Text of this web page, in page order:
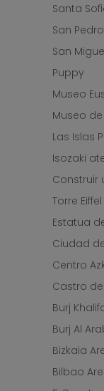
Santa
San
San
Puppy
Museo
Museo de
Las Islas
Isozaki
Construir
Torre Eiffel
Estatua
Ciudad
Centro
Castro
Burj
Burj Al
Bizkaia
Bilbao